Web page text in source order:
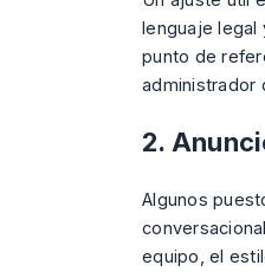
lenguaje legal
punto de
administrador
2.
Algunos
equipo, el